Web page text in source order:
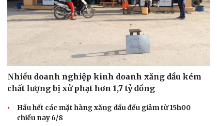
Nhiều doanh nghiệp kinh doanh xăng dầu kém
chất lượng bị xử phạt hơn 1,7 tỷ đồng
Hầu hết các mặt hàng xăng dầu đều giảm từ 15h00
chiều nay 6/8